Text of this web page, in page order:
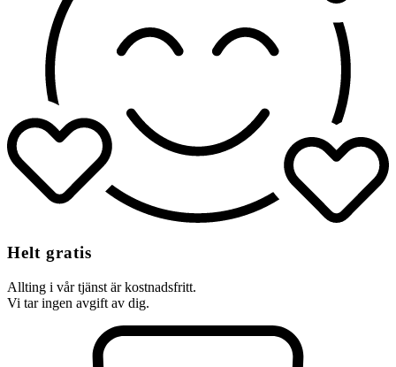
Helt gratis
Allting i vår tjänst är kostnadsfritt.
Vi tar ingen avgift av dig.